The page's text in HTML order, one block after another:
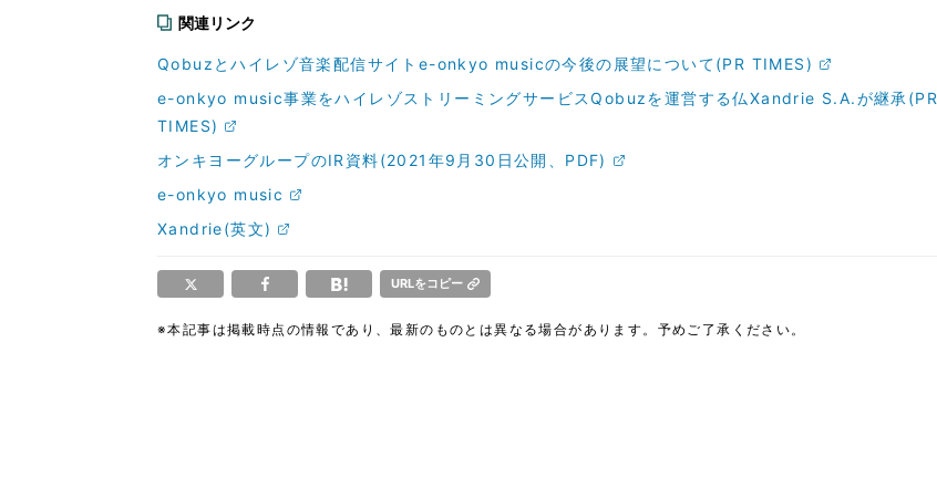
関連リンク
Qobuzとハイレゾ音楽配信サイトe-onkyo musicの今後の展望について(PR TIMES)
e-onkyo music事業をハイレゾストリーミングサービスQobuzを運営する仏Xandrie S.A.が継承(PR
TIMES)
オンキヨーグループのIR資料(2021年9月30日公開、PDF)
e-onkyo music
Xandrie(英文)
URLをコピー
※本記事は掲載時点の情報であり、最新のものとは異なる場合があります。予めご了承ください。